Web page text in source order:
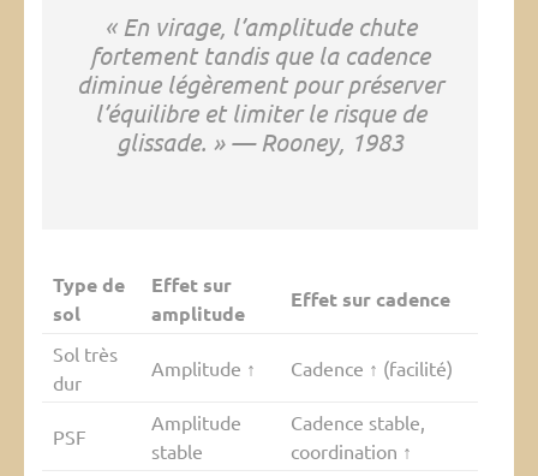
« En virage, l’amplitude chute
fortement tandis que la cadence
diminue légèrement pour préserver
l’équilibre et limiter le risque de
glissade. » — Rooney, 1983
Type de
sol
Effet sur
amplitude
Effet sur cadence
Sol très
dur
Amplitude ↑ Cadence ↑ (facilité)
PSF
Amplitude
stable
Cadence stable,
coordination ↑